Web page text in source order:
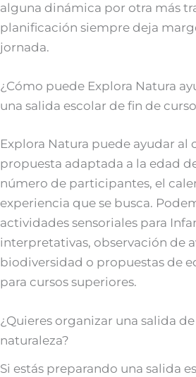
alguna dinámica por otra más
planificación siempre deja
jornada.
¿Cómo puede Explora Natura
una salida escolar de fin de
Explora Natura puede ayudar al
propuesta adaptada a la edad
número de participantes, el
experiencia que se busca.
actividades sensoriales para
interpretativas, observación de
biodiversidad o propuestas de
para cursos superiores.
¿Quieres organizar una salida
naturaleza?
Si estás preparando una salida